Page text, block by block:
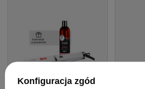
Konfiguracja zgód